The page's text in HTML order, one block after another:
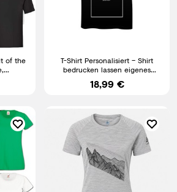
of the
T-Shirt Personalisiert – Shirt
bedrucken lassen eigenes
Motiv/Foto/Text/Logo
18,99 €